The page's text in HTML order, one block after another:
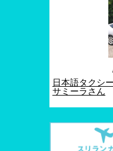
日本語タクシ
サミーラさん